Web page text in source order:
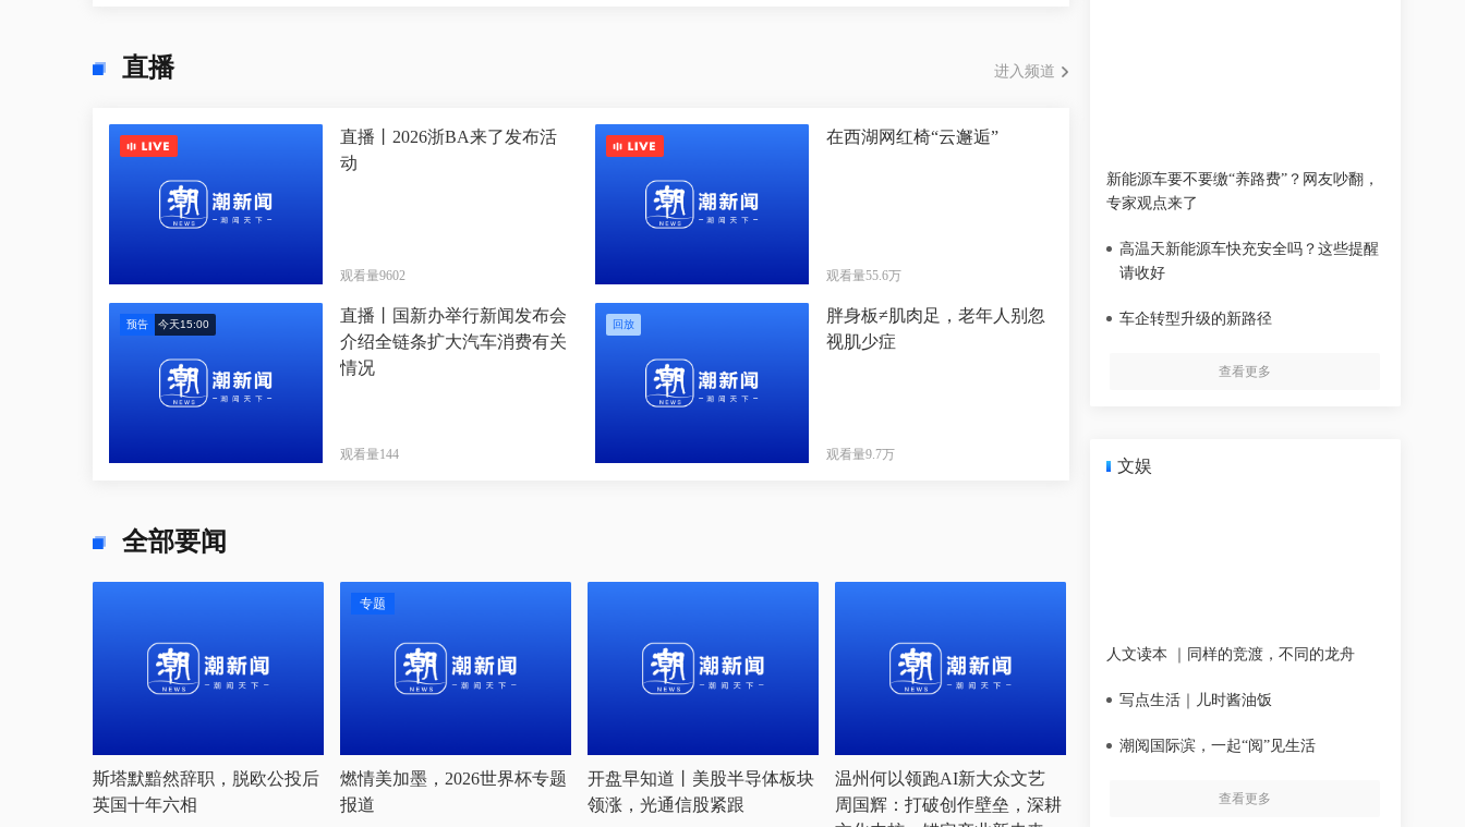
直播 进入频道
直播丨2026浙BA来了发布活
动
观看量9602
在西湖网红椅“云邂逅”
观看量55.6万
预告 今天15:00
直播丨国新办举行新闻发布会
介绍全链条扩大汽车消费有关
情况
观看量144
回放
胖身板≠肌肉足，老年人别忽
视肌少症
观看量9.7万
全部要闻
斯塔默黯然辞职，脱欧公投后
英国十年六相
专题
燃情美加墨，2026世界杯专题
报道
开盘早知道丨美股半导体板块
领涨，光通信股紧跟
温州何以领跑AI新大众文艺
周国辉：打破创作壁垒，深耕
新能源车要不要缴“养路费”？网友吵翻，
专家观点来了
高温天新能源车快充安全吗？这些提醒
请收好
车企转型升级的新路径
查看更多
文娱
人文读本 ｜同样的竞渡，不同的龙舟
写点生活｜儿时酱油饭
潮阅国际滨，一起“阅”见生活
查看更多